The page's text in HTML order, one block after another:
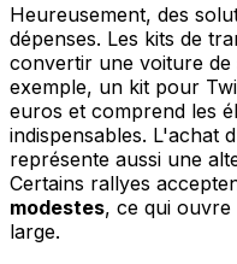
Heureusement, des
dépenses. Les kits de
convertir une voiture de
exemple, un kit pour
euros et comprend les
indispensables. L'achat
représente aussi une
Certains rallyes
modestes, ce qui ouvre
large.